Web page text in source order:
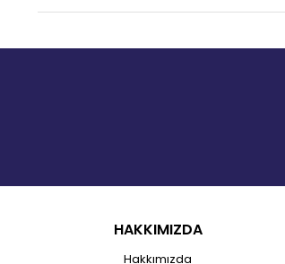
HAKKIMIZDA
Hakkımızda